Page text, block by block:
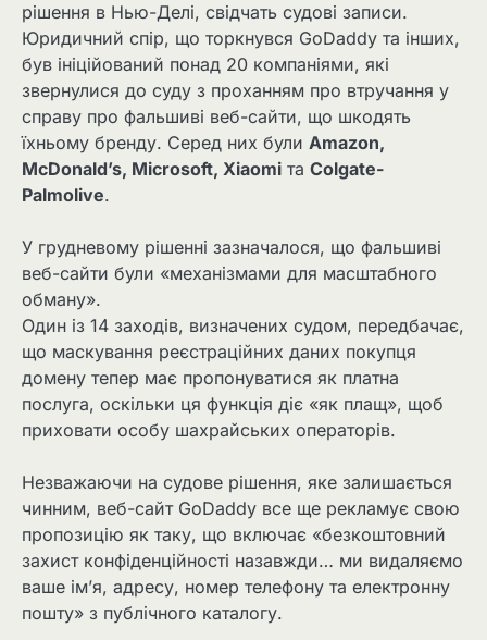
рішення в Нью-Делі, свідчать судові записи.
Юридичний спір, що торкнувся GoDaddy та інших,
був ініційований понад 20 компаніями, які
звернулися до суду з проханням про втручання у
справу про фальшиві веб-сайти, що шкодять
їхньому бренду. Серед них були Amazon,
McDonald’s, Microsoft, Xiaomi та Colgate-
Palmolive.
У грудневому рішенні зазначалося, що фальшиві
веб-сайти були «механізмами для масштабного
обману».
Один із 14 заходів, визначених судом, передбачає,
що маскування реєстраційних даних покупця
домену тепер має пропонуватися як платна
послуга, оскільки ця функція діє «як плащ», щоб
приховати особу шахрайських операторів.
Незважаючи на судове рішення, яке залишається
чинним, веб-сайт GoDaddy все ще рекламує свою
пропозицію як таку, що включає «безкоштовний
захист конфіденційності назавжди… ми видаляємо
ваше ім’я, адресу, номер телефону та електронну
пошту» з публічного каталогу.